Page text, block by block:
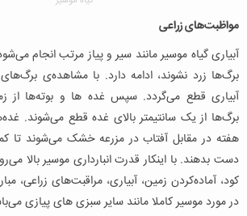
مواظبت‌های زراعی
آبیاری گیاه موسیر مانند سیر و پیاز مرتب انجام
برگ‌ها زرد نشوند، ادامه دارد. با مشاهده‌ی
آبیاری قطع می‌گردد. سپس غده ها و بوته‌ها از
برگ‌ها از یک سانتیمتر بالای غده قطع می‌شوند.
هفته در مقابل آفتاب در مزرعه خشک می‌شوند تا
دست بدهند. با اینکار قدرت انبارداری موسیر بالا
کود، آماده‌کردن زمین، آبیاری، مراقبت‌های زراعی،
در مورد موسیر کاملا مانند سایر سبزی های پیازی